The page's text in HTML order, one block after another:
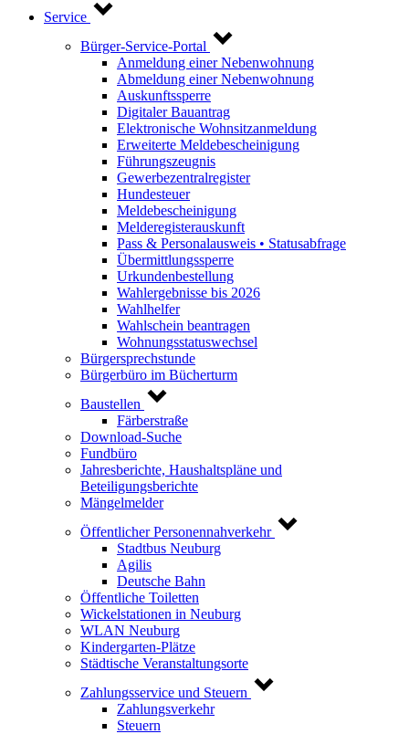
Service
Bürger-Service-Portal
Anmeldung einer Nebenwohnung
Abmeldung einer Nebenwohnung
Auskunftssperre
Digitaler Bauantrag
Elektronische Wohnsitzanmeldung
Erweiterte Meldebescheinigung
Führungszeugnis
Gewerbezentralregister
Hundesteuer
Meldebescheinigung
Melderegisterauskunft
Pass & Personalausweis • Statusabfrage
Übermittlungssperre
Urkundenbestellung
Wahlergebnisse bis 2026
Wahlhelfer
Wahlschein beantragen
Wohnungsstatuswechsel
Bürgersprechstunde
Bürgerbüro im Bücherturm
Baustellen
Färberstraße
Download-Suche
Fundbüro
Jahresberichte, Haushaltspläne und
Beteiligungsberichte
Mängelmelder
Öffentlicher Personennahverkehr
Stadtbus Neuburg
Agilis
Deutsche Bahn
Öffentliche Toiletten
Wickelstationen in Neuburg
WLAN Neuburg
Kindergarten-Plätze
Städtische Veranstaltungsorte
Zahlungsservice und Steuern
Zahlungsverkehr
Steuern